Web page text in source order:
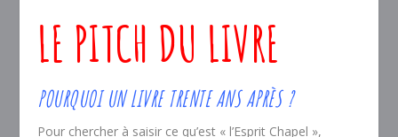
LE PITCH DU LIVRE
POURQUOI UN LIVRE TRENTE ANS APRÈS ?
Pour chercher à saisir ce qu’est « l’Esprit Chapel »,